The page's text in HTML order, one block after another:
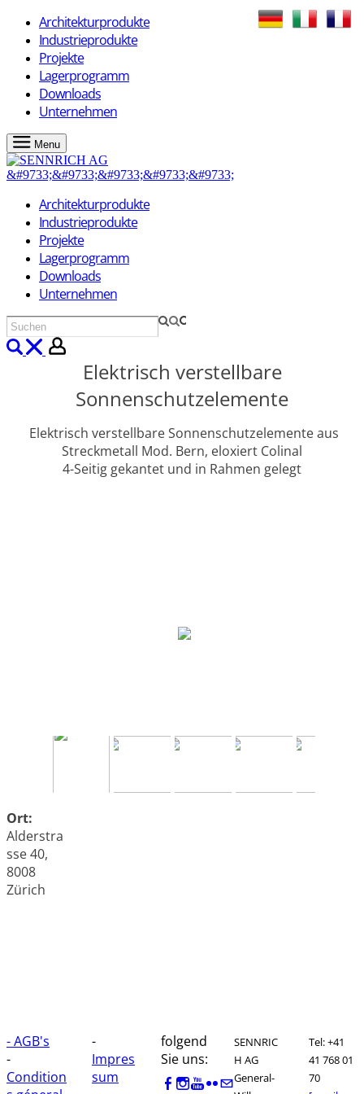
Architekturprodukte
Industrieprodukte
Projekte
Lagerprogramm
Downloads
Unternehmen
Menu
Architekturprodukte
Industrieprodukte
Projekte
Lagerprogramm
Downloads
Unternehmen
Elektrisch verstellbare
Sonnenschutzelemente
Elektrisch verstellbare Sonnenschutzelemente aus
Streckmetall Mod. Bern, eloxiert Colinal
4-Seitig gekantet und in Rahmen gelegt
Ort:
Alderstra
sse 40,
8008
Zürich
- AGB's
-
Condition
-
Impres
sum
folgend
Sie uns:
SENNRIC
H AG
General-
Tel: +41
41 768 01
70